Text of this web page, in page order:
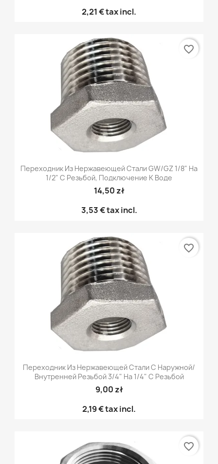
2,21 €tax incl.
Переходник Из Нержавеющей Стали GW/GZ 1/8" На
1/2" С Резьбой, Подключение К Воде
14,50 zł
3,53 €tax incl.
favorite_border
Переходник Из Нержавеющей Стали С Наружной/
Внутренней Резьбой 3/4" На 1/4" С Резьбой
9,00 zł
2,19 €tax incl.
favorite_border
favorite_border